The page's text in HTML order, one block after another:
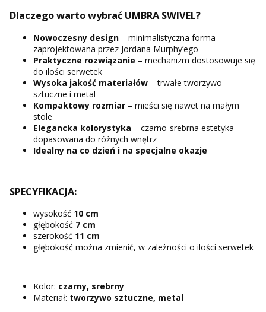
Dlaczego warto wybrać UMBRA SWIVEL?
Nowoczesny design – minimalistyczna forma
zaprojektowana przez Jordana Murphy’ego
Praktyczne rozwiązanie – mechanizm dostosowuje się
do ilości serwetek
Wysoka jakość materiałów – trwałe tworzywo
sztuczne i metal
Kompaktowy rozmiar – mieści się nawet na małym
stole
Elegancka kolorystyka – czarno-srebrna estetyka
dopasowana do różnych wnętrz
Idealny na co dzień i na specjalne okazje
SPECYFIKACJA:
wysokość 10 cm
głębokość 7 cm
szerokość 11 cm
głębokość można zmienić, w zależności o ilości serwetek
Kolor: czarny, srebrny
Materiał: tworzywo sztuczne, metal